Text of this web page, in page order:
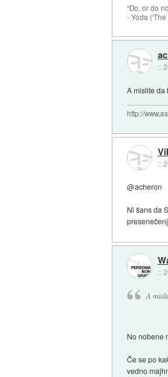
"Do, or do
- Yoda
::
A mislite da
http://
::
@acheron
Ni šans da
::
A
No nobene
Če se po
vedno